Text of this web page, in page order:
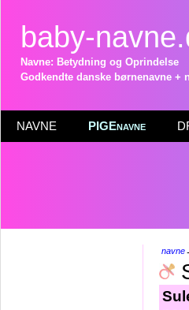
baby-
Navne: Betydning og Oprindelse
Godkendte danske børnenavne
NAVNE PIGEnavne
navne